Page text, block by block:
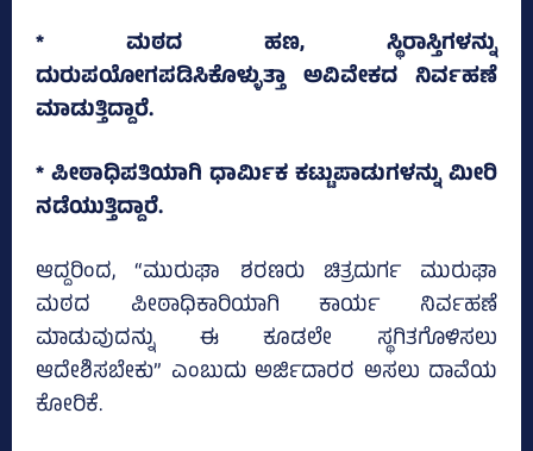
* ಮಠದ ಹಣ, ಸ್ಥಿರಾಸ್ತಿಗಳನ್ನು
ದುರುಪಯೋಗಪಡಿಸಿಕೊಳ್ಳುತ್ತಾ ಅವಿವೇಕದ ನಿರ್ವಹಣೆ
ಮಾಡುತ್ತಿದ್ದಾರೆ.
* ಪೀಠಾಧಿಪತಿಯಾಗಿ ಧಾರ್ಮಿಕ ಕಟ್ಟುಪಾಡುಗಳನ್ನು ಮೀರಿ
ನಡೆಯುತ್ತಿದ್ದಾರೆ.
ಆದ್ದರಿಂದ, “ಮುರುಘಾ ಶರಣರು ಚಿತ್ರದುರ್ಗ ಮುರುಘಾ
ಮಠದ ಪೀಠಾಧಿಕಾರಿಯಾಗಿ ಕಾರ್ಯ ನಿರ್ವಹಣೆ
ಮಾಡುವುದನ್ನು ಈ ಕೂಡಲೇ ಸ್ಥಗಿತಗೊಳಿಸಲು
ಆದೇಶಿಸಬೇಕು” ಎಂಬುದು ಅರ್ಜಿದಾರರ ಅಸಲು ದಾವೆಯ
ಕೋರಿಕೆ.